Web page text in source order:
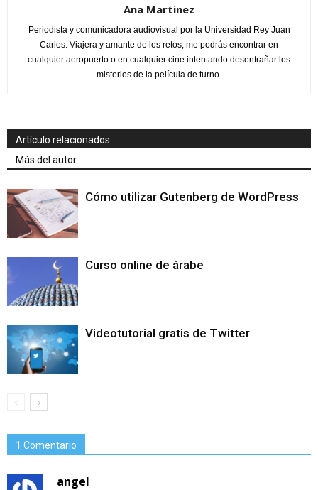
Ana Martinez
Periodista y comunicadora audiovisual por la Universidad Rey Juan
Carlos. Viajera y amante de los retos, me podrás encontrar en
cualquier aeropuerto o en cualquier cine intentando desentrañar los
misterios de la película de turno.
Artículo relacionados
Más del autor
Cómo utilizar Gutenberg de WordPress
Curso online de árabe
Videotutorial gratis de Twitter
1 Comentario
angel